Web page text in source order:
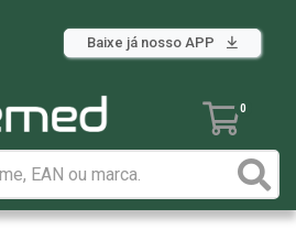
Baixe já nosso APP
0